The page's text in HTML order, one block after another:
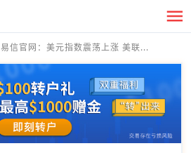
易信官网：美元指数震荡上涨 美联...